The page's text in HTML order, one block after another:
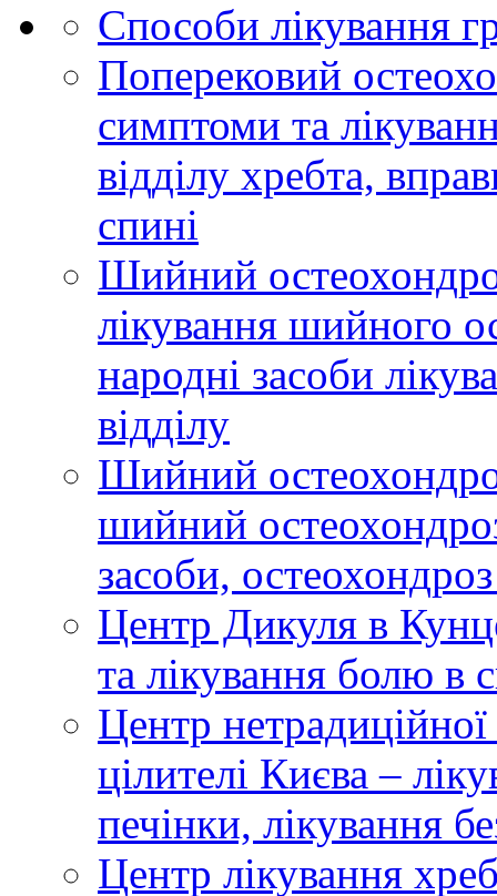
Способи лікування
Поперековий
симптоми та
відділу хребта,
спині
Шийний
лікування шийного
народні засоби
відділу
Шийний
шийний
засоби,
Центр Дикуля в
та лікування болю в
Центр
цілителі Києва –
печінки, лікування
Центр лікування